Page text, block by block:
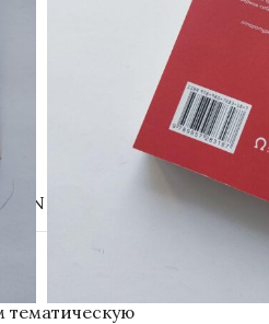
ISBN 9789857283187
тематическую